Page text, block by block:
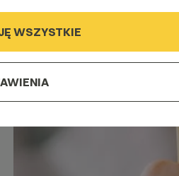
WSZYSTKIE